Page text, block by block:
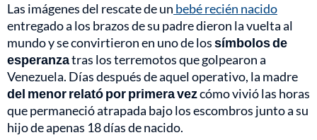
Las imágenes del rescate de un bebé recién nacido
entregado a los brazos de su padre dieron la vuelta al
mundo y se convirtieron en uno de lossímbolos de
esperanzatras los terremotos que golpearon a
Venezuela. Días después de aquel operativo, la madre
del menor relató por primera vezcómo vivió las horas
que permaneció atrapada bajo los escombros junto a su
hijo de apenas 18 días de nacido.